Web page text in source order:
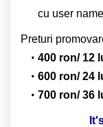
cu user
Preturi
400 ron/ 12
600 ron/ 24
700 ron/ 36